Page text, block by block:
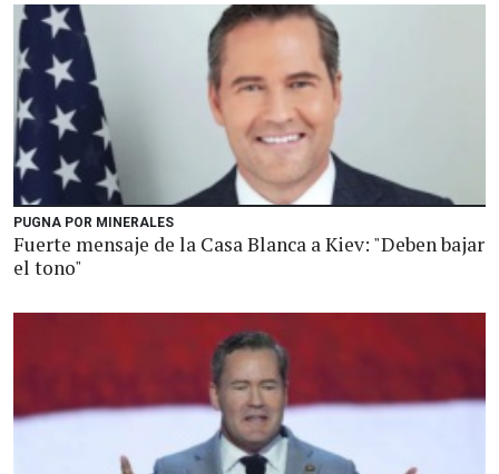
PUGNA POR MINERALES
Fuerte mensaje de la Casa Blanca a Kiev: "Deben bajar
el tono"